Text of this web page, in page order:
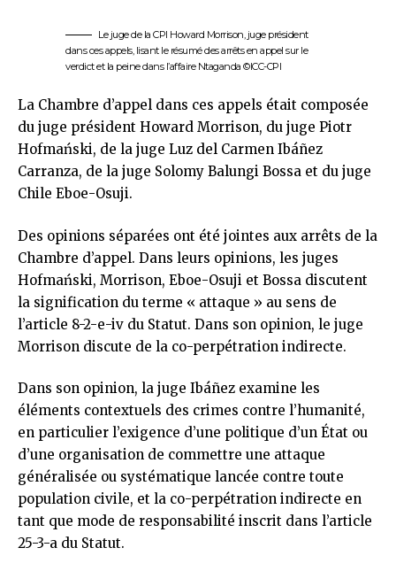
Le juge de la CPI Howard Morrison, juge président
dans ces appels, lisant le résumé des arrêts en appel sur le
verdict et la peine dans l’affaire Ntaganda ©ICC-CPI
La Chambre d’appel dans ces appels était composée
du juge président Howard Morrison, du juge Piotr
Hofmański, de la juge Luz del Carmen Ibáñez
Carranza, de la juge Solomy Balungi Bossa et du juge
Chile Eboe-Osuji.
Des opinions séparées ont été jointes aux arrêts de la
Chambre d’appel. Dans leurs opinions, les juges
Hofmański, Morrison, Eboe-Osuji et Bossa discutent
la signification du terme « attaque » au sens de
l’article 8-2-e-iv du Statut. Dans son opinion, le juge
Morrison discute de la co-perpétration indirecte.
Dans son opinion, la juge Ibáñez examine les
éléments contextuels des crimes contre l’humanité,
en particulier l’exigence d’une politique d’un État ou
d’une organisation de commettre une attaque
généralisée ou systématique lancée contre toute
population civile, et la co-perpétration indirecte en
tant que mode de responsabilité inscrit dans l’article
25-3-a du Statut.